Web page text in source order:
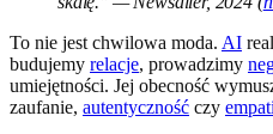
To nie jest chwilowa moda. AI
budujemy relacje, prowadzimy
umiejętności. Jej obecność
zaufanie, autentyczność czy